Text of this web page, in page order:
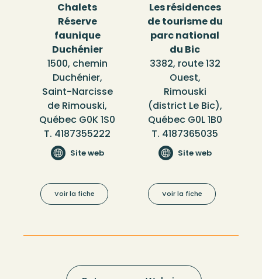
Chalets
Réserve
faunique
Duchénier
1500, chemin
Duchénier,
Saint-Narcisse
de Rimouski,
Québec G0K 1S0
T. 4187355222
Site web
Voir la fiche
Les résidences
de tourisme du
parc national
du Bic
3382, route 132
Ouest,
Rimouski
(district Le Bic),
Québec G0L 1B0
T. 4187365035
Site web
Voir la fiche